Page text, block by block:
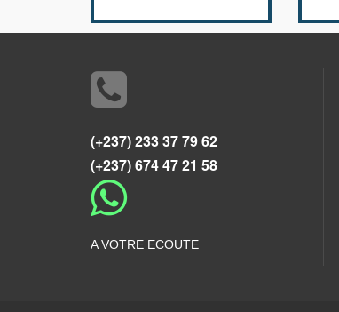
(+237) 233 37 79 62
(+237) 674 47 21 58
A VOTRE ECOUTE